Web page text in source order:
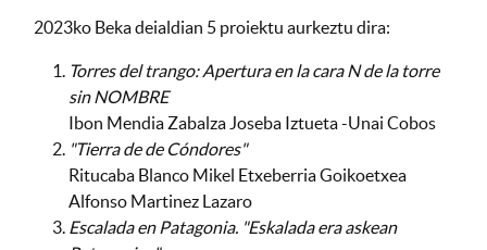
2023ko Beka deialdian 5 proiektu aurkeztu dira:
Torres del trango: Apertura en la cara N de la torre
sin NOMBRE
Ibon Mendia Zabalza Joseba Iztueta -Unai Cobos
"Tierra de de Cóndores"
Ritucaba Blanco Mikel Etxeberria Goikoetxea
Alfonso Martinez Lazaro
Escalada en Patagonia. "Eskalada era askean